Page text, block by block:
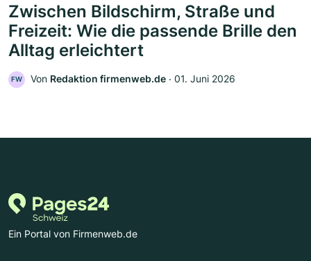
Zwischen Bildschirm, Straße und
Freizeit: Wie die passende Brille den
Alltag erleichtert
FW Von Redaktion firmenweb.de ‧ 01. Juni 2026
Ein Portal von Firmenweb.de